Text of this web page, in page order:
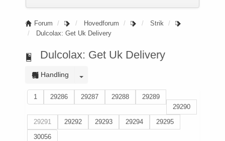
Forum Hovedforum
Strik
Dulcolax: Get Uk Delivery
Dulcolax: Get Uk Delivery
Handling
1 29286 29287 29288
29289
29290
29291
29292 29293 29294
29295
30056